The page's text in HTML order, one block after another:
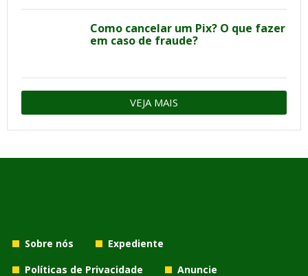
Como cancelar um Pix? O que fazer
em caso de fraude?
VEJA MAIS
Sobre nós
Expediente
Políticas de Privacidade
Anuncie